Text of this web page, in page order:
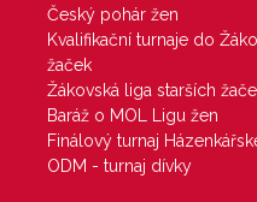
Český pohár žen
Kvalifikační turnaje do
žaček
Žákovská liga starších
Baráž o MOL Ligu žen
Finálový turnaj
ODM - turnaj dívky